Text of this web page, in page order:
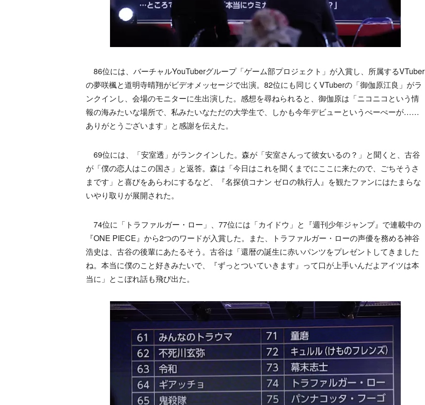
86位には、バーチャルYouTuberグループ「ゲーム部プロジェクト」が入賞し、所属するVTuber
の夢咲楓と道明寺晴翔がビデオメッセージで出演。82位にも同じくVTuberの「御伽原江良」がラ
ンクインし、会場のモニターに生出演した。感想を尋ねられると、御伽原は「ニコニコという情
報の海みたいな場所で、私みたいなただの大学生で、しかも今年デビューというぺーぺーが……
ありがとうございます」と感謝を伝えた。
69位には、「安室透」がランクインした。森が「安室さんって彼女いるの？」と聞くと、古谷
が「僕の恋人はこの国さ」と返答。森は「今日はこれを聞くまでにここに来たので、ごちそうさ
まです」と喜びをあらわにするなど、『名探偵コナン ゼロの執行人』を観たファンにはたまらな
いやり取りが展開された。
74位に「トラファルガー・ロー」、77位には「カイドウ」と『週刊少年ジャンプ』で連載中の
『ONE PIECE』から2つのワードが入賞した。また、トラファルガー・ローの声優を務める神谷
浩史は、古谷の後輩にあたるそう。古谷は「還暦の誕生に赤いパンツをプレゼントしてきました
ね。本当に僕のこと好きみたいで、『ずっとついていきます』って口が上手いんだよアイツは本
当に」とこぼれ話も飛び出た。